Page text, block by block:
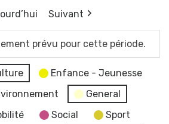
Suivant
prévu pour cette période.
Enfance - Jeunesse
General
Social
Sport